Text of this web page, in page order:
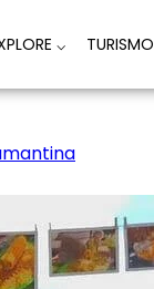
⌵ TURISMO